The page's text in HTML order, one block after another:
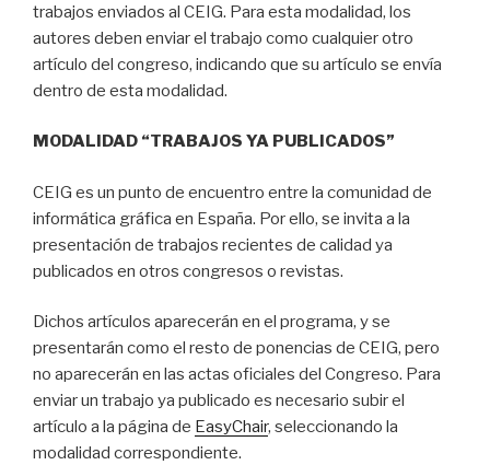
trabajos enviados al CEIG. Para esta modalidad, los
autores deben enviar el trabajo como cualquier otro
artículo del congreso, indicando que su artículo se envía
dentro de esta modalidad.
MODALIDAD “TRABAJOS YA PUBLICADOS”
CEIG es un punto de encuentro entre la comunidad de
informática gráfica en España. Por ello, se invita a la
presentación de trabajos recientes de calidad ya
publicados en otros congresos o revistas.
Dichos artículos aparecerán en el programa, y se
presentarán como el resto de ponencias de CEIG, pero
no aparecerán en las actas oficiales del Congreso. Para
enviar un trabajo ya publicado es necesario subir el
artículo a la página de EasyChair, seleccionando la
modalidad correspondiente.